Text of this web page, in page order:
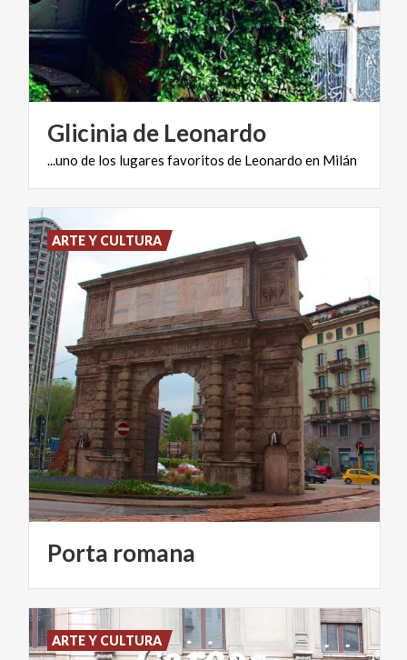
Glicinia de Leonardo
...uno de los lugares favoritos de Leonardo en Milán
Porta romana
ARTE Y CULTURA
ARTE Y CULTURA